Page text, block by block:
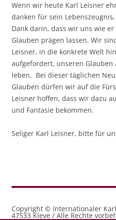
Wenn wir heute Karl Leisner
danken für sein
Dank darin, dass wir uns wie
Glauben prägen lassen. Wir
Leisner, in die konkrete Welt
aufgefordert, unseren Glauben
leben. Bei dieser täglichen
Glauben dürfen wir auf die
Leisner hoffen, dass wir dazu
und Fantasie bekommen.
Seliger Karl Leisner, bitte für
Copyright © Internationaler
47533 Kleve / Alle Rechte